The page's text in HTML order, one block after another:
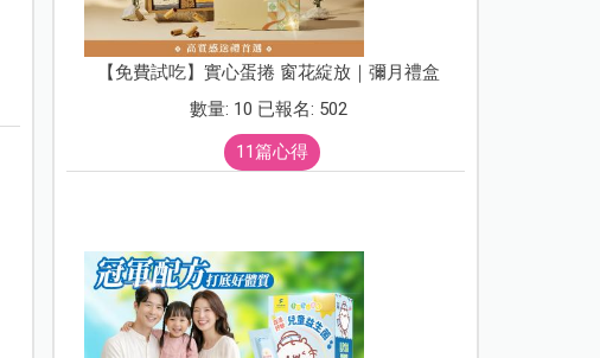
【免費試吃】實心蛋捲 窗花綻放｜彌月禮盒
數量: 10 已報名: 502
11篇心得